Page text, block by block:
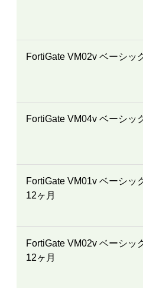
FortiGate VM02v ベーシッ
FortiGate VM04v ベーシッ
FortiGate VM01v ベーシッ
12ヶ月
FortiGate VM02v ベーシッ
12ヶ月